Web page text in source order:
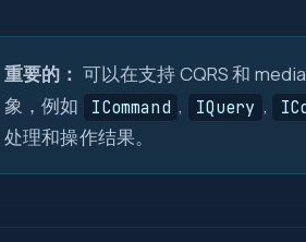
Task
new
id
await
重要的： 可以在支持 CQRS 和
象，例如
ICommand , IQuery ,
处理和操作结果。